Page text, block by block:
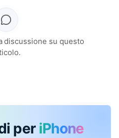
discussione su questo
per iPhone